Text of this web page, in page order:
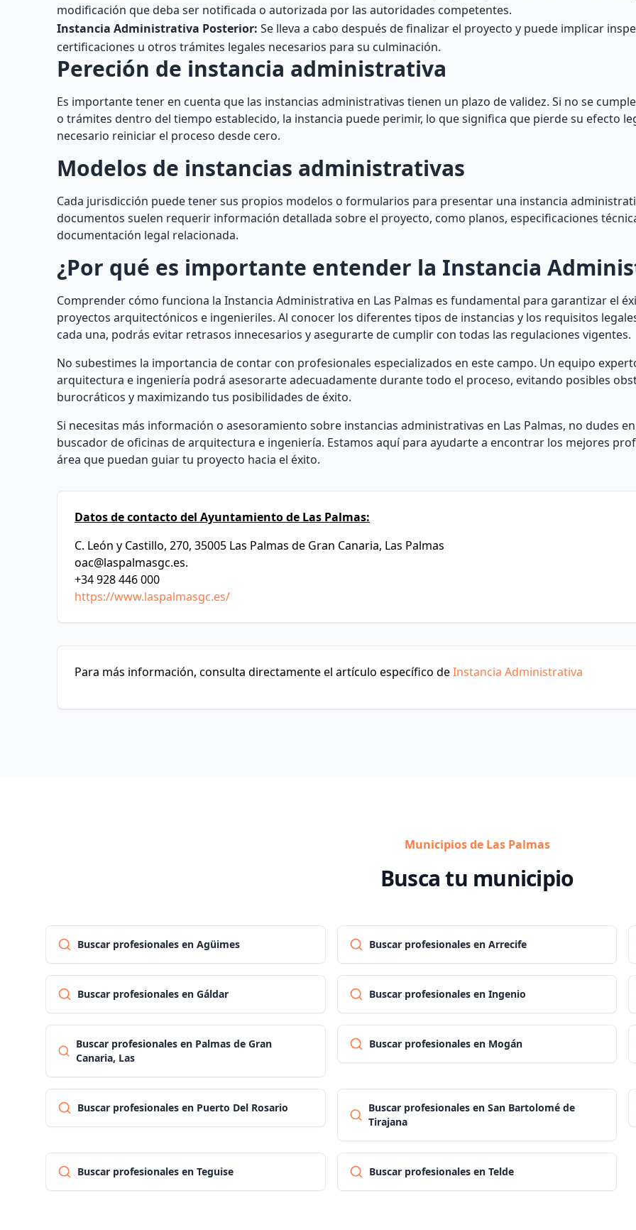
modificación que deba ser notificada o autorizada por las autoridades competentes.
Instancia Administrativa Posterior: Se lleva a cabo después de finalizar el proyecto y puede implicar
certificaciones u otros trámites legales necesarios para su culminación.
Pereción de instancia administrativa
Es importante tener en cuenta que las instancias administrativas tienen un plazo de validez. Si no se
o trámites dentro del tiempo establecido, la instancia puede perimir, lo que significa que pierde su efecto
necesario reiniciar el proceso desde cero.
Modelos de instancias administrativas
Cada jurisdicción puede tener sus propios modelos o formularios para presentar una instancia
documentos suelen requerir información detallada sobre el proyecto, como planos, especificaciones
documentación legal relacionada.
¿Por qué es importante entender la Instancia
Comprender cómo funciona la Instancia Administrativa en Las Palmas es fundamental para garantizar el
proyectos arquitectónicos e ingenieriles. Al conocer los diferentes tipos de instancias y los requisitos
cada una, podrás evitar retrasos innecesarios y asegurarte de cumplir con todas las regulaciones vigentes.
No subestimes la importancia de contar con profesionales especializados en este campo. Un equipo
arquitectura e ingeniería podrá asesorarte adecuadamente durante todo el proceso, evitando posibles
burocráticos y maximizando tus posibilidades de éxito.
Si necesitas más información o asesoramiento sobre instancias administrativas en Las Palmas, no dudes
buscador de oficinas de arquitectura e ingeniería. Estamos aquí para ayudarte a encontrar los mejores
área que puedan guiar tu proyecto hacia el éxito.
Datos de contacto del Ayuntamiento de Las Palmas:
C. León y Castillo, 270, 35005 Las Palmas de Gran Canaria, Las Palmas
oac@laspalmasgc.es.
+34 928 446 000
https://www.laspalmasgc.es/
Para más información, consulta directamente el artículo específico deInstancia Administrativa
Municipios de Las Palmas
Busca tu municipio
Buscar profesionales en Agüimes Buscar profesionales en Arrecife
Buscar profesionales en Gáldar Buscar profesionales en Ingenio
Buscar profesionales en Palmas de Gran
Canaria, Las
Buscar profesionales en Mogán
Buscar profesionales en Puerto Del Rosario
Buscar profesionales en San Bartolomé de
Tirajana
Buscar profesionales en Teguise Buscar profesionales en Telde